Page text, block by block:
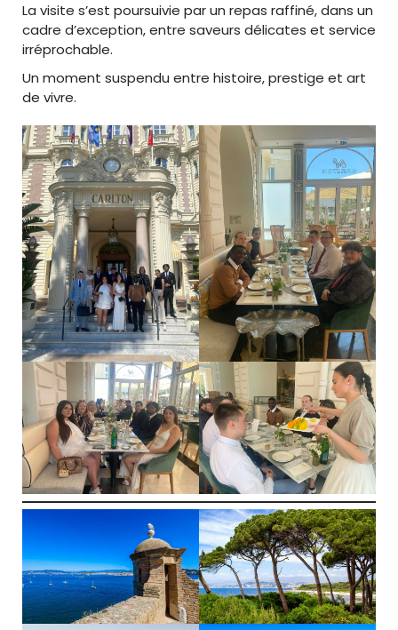
La visite s’est poursuivie par un repas raffiné, dans un
cadre d’exception, entre saveurs délicates et service
irréprochable.
Un moment suspendu entre histoire, prestige et art
de vivre.